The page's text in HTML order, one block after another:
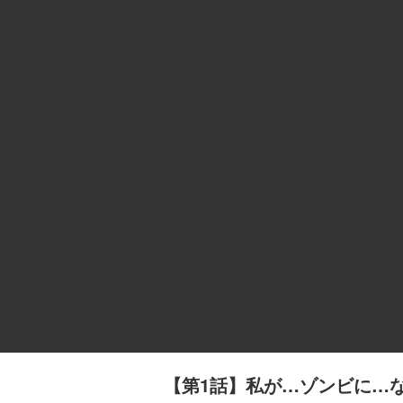
【第1話】私が…ゾンビに…